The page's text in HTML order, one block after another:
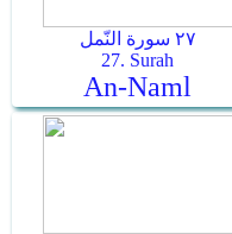
٢٧ سورة النّمل
27. Surah
An-Naml